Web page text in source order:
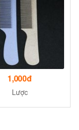
1,000đ
Lược